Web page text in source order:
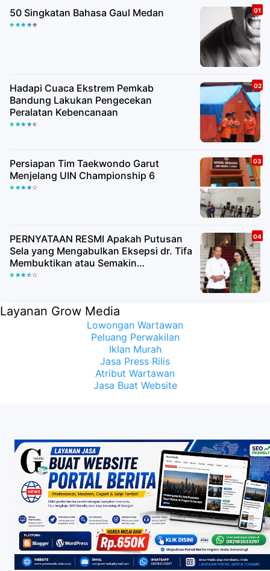
50 Singkatan Bahasa Gaul Medan
Hadapi Cuaca Ekstrem Pemkab
Bandung Lakukan Pengecekan
Peralatan Kebencanaan
Persiapan Tim Taekwondo Garut
Menjelang UIN Championship 6
PERNYATAAN RESMI Apakah Putusan
Sela yang Mengabulkan Eksepsi dr. Tifa
Membuktikan atau Semakin
Meyakinkan Publik Bahwa Ijazah
Layanan Grow Media
Lowongan Wartawan
Peluang Perwakilan
Iklan Murah
Jasa Press Rilis
Atribut Wartawan
Jasa Buat Website